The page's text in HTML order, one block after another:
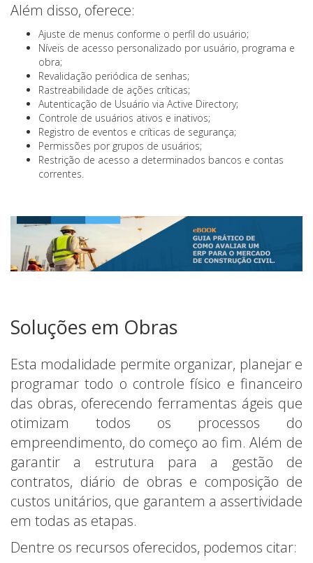
Além disso, oferece:
Ajuste de menus conforme o perfil do usuário;
Níveis de acesso personalizado por usuário, programa e
obra;
Revalidação periódica de senhas;
Rastreabilidade de ações críticas;
Autenticação de Usuário via Active Directory;
Controle de usuários ativos e inativos;
Registro de eventos e críticas de segurança;
Permissões por grupos de usuários;
Restrição de acesso a determinados bancos e contas
correntes.
Soluções em Obras
Esta modalidade permite organizar, planejar e
programar todo o controle físico e financeiro
das obras, oferecendo ferramentas ágeis que
otimizam todos os processos do
empreendimento, do começo ao fim. Além de
garantir a estrutura para a gestão de
contratos, diário de obras e composição de
custos unitários, que garantem a assertividade
em todas as etapas.
Dentre os recursos oferecidos, podemos citar: